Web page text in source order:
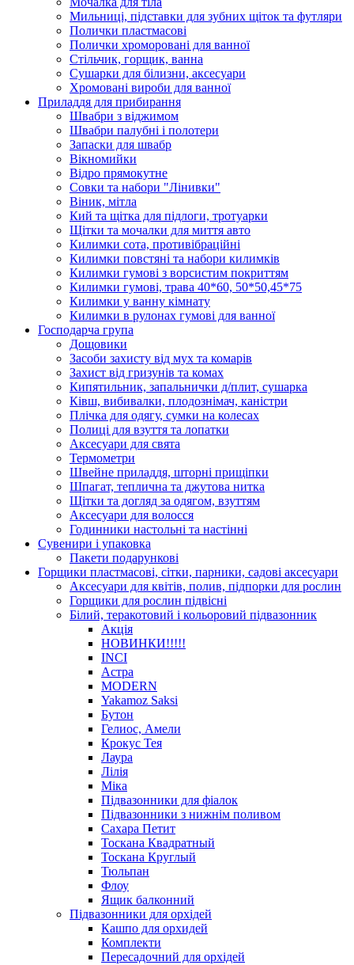
Мильниці, підставки для зубних щіток та футляри
Полички пластмасові
Полички хроморовані для ванної
Стільчик, горщик, ванна
Сушарки для білизни, аксесуари
Хромовані вироби для ванної
Приладдя для прибирання
Швабри з віджимом
Швабри палубні і полотери
Запаски для швабр
Вікномийки
Відро прямокутне
Совки та набори "Лінивки"
Віник, мітла
Кий та щітка для підлоги, тротуарки
Щітки та мочалки для миття авто
Килимки сота, противібраційні
Килимки повстяні та набори килимків
Килимки гумові з ворсистим покриттям
Килимки гумові, трава 40*60, 50*50,45*75
Килимки у ванну кімнату
Килимки в рулонах гумові для ванної
Господарча група
Дощовики
Засоби захисту від мух та комарів
Захист від гризунів та комах
Кипятильник, запальнички д/плит, сушарка
Ківш, вибивалки, плодознімач, каністри
Плічка для одягу, сумки на колесах
Полиці для взуття та лопатки
Аксесуари для свята
Термометри
Швейне приладдя, шторні прищіпки
Шпагат, теплична та джутова нитка
Щітки та догляд за одягом, взуттям
Аксесуари для волосся
Годинники настольні та настінні
Сувенири і упаковка
Пакети подарункові
Горщики пластмасові, сітки, парники, садові аксесуари
Аксесуари для квітів, полив, підпорки для рослин
Горщики для рослин підвісні
Білий, теракотовий і кольоровий підвазонник
Акція
HОВИНКИ!!!!!
INCI
Астра
MODERN
Yakamoz Saksi
Бутон
Гелиос, Амели
Крокус Тея
Лаура
Лілія
Міка
Підвазонники для фіалок
Підвазонники з нижнім поливом
Сахара Петит
Тоскана Квадратный
Тоскана Круглый
Тюльпан
Флоу
Ящик балконний
Підвазонники для орхідей
Кашпо для орхидей
Комплекти
Пересадочний для орхідей